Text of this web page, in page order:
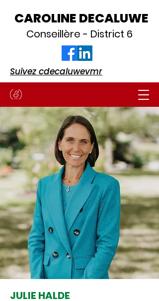
CAROLINE DECALUWE
Conseillère - District 6
Suivez cdecaluwevmr
JULIE HALDE